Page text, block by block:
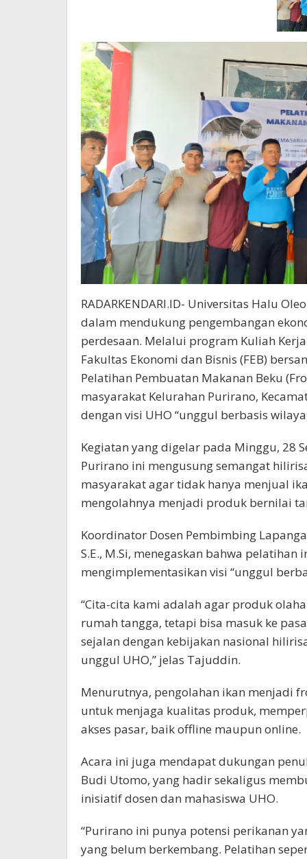
RADARKENDARI.ID- Universitas Halu
dalam mendukung pengembangan
perdesaan. Melalui program Kuliah
Fakultas Ekonomi dan Bisnis (FEB)
Pelatihan Pembuatan Makanan Beku
masyarakat Kelurahan Purirano,
dengan visi UHO “unggul berbasis
Kegiatan yang digelar pada Minggu, 28
Purirano ini mengusung semangat
masyarakat agar tidak hanya menjual
mengolahnya menjadi produk bernilai
Koordinator Dosen Pembimbing
S.E., M.Si, menegaskan bahwa
mengimplementasikan visi “unggul
“Cita-cita kami adalah agar produk
rumah tangga, tetapi bisa masuk ke
sejalan dengan kebijakan nasional
unggul UHO,” jelas Tajuddin.
Menurutnya, pengolahan ikan menjadi
untuk menjaga kualitas produk,
akses pasar, baik offline maupun online.
Acara ini juga mendapat dukungan
Budi Utomo, yang hadir sekaligus
inisiatif dosen dan mahasiswa UHO.
“Purirano ini punya potensi perikanan
yang belum berkembang. Pelatihan